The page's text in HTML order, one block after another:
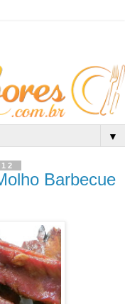
▼
Barbecue